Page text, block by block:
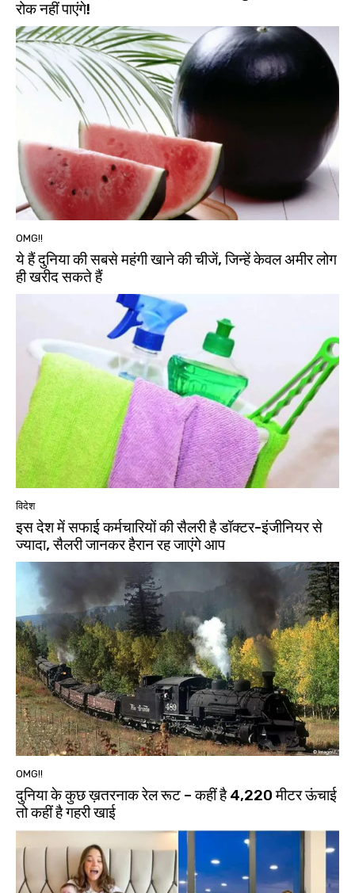
रोक नहीं पाएंगे!
OMG!!
ये हैं दुनिया की सबसे महंगी खाने की चीजें, जिन्हें केवल अमीर लोग
ही खरीद सकते हैं
विदेश
इस देश में सफाई कर्मचारियों की सैलरी है डॉक्टर-इंजीनियर से
ज्यादा, सैलरी जानकर हैरान रह जाएंगे आप
OMG!!
दुनिया के कुछ ख़तरनाक रेल रूट – कहीं है 4,220 मीटर ऊंचाई
तो कहीं है गहरी खाई